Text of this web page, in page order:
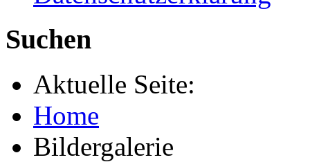
Suchen
Aktuelle Seite:
Home
Bildergalerie